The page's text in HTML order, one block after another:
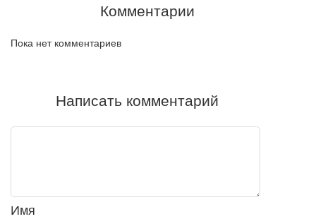
Комментарии
Пока нет комментариев
Написать комментарий
Имя